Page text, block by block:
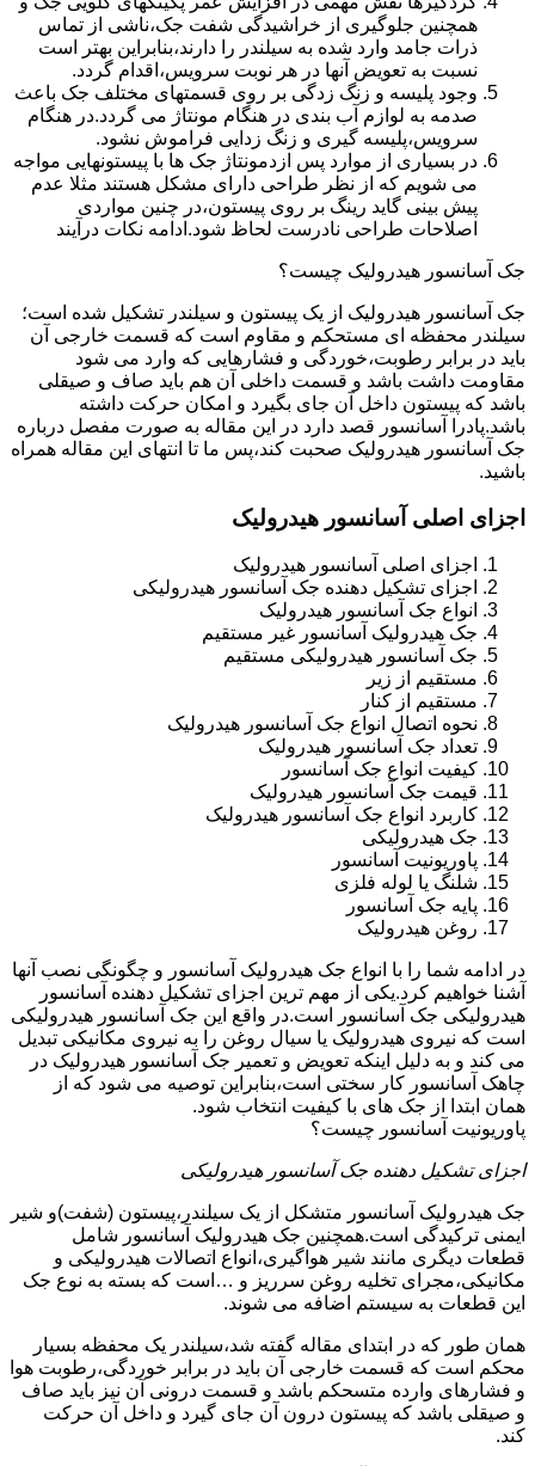
همچنین جلوگیری از خراشیدگی شفت جک،ناشی از تماس
ذرات جامد وارد شده به سیلندر را دارند،بنابراین بهتر است
نسبت به تعویض آنها در هر نوبت سرویس،اقدام گردد.
وجود پلیسه و زنگ زدگی بر روی قسمتهای مختلف جک باعث
صدمه به لوازم آب بندی در هنگام مونتاژ می گردد.در هنگام
سرویس،پلیسه گیری و زنگ زدایی فراموش نشود.
در بسیاری از موارد پس ازدمونتاژ جک ها با پیستونهایی مواجه
می شویم که از نظر طراحی دارای مشکل هستند مثلا عدم
پیش بینی گاید رینگ بر روی پیستون،در چنین مواردی
اصلاحات طراحی نادرست لحاظ شود.ادامه نکات درآیند
جک آسانسور هیدرولیک چیست؟
جک آسانسور هیدرولیک از یک پیستون و سیلندر تشکیل شده است؛
سیلندر محفظه ای مستحکم و مقاوم است که قسمت خارجی آن
باید در برابر رطوبت،خوردگی و فشارهایی که وارد می شود
مقاومت داشت باشد و قسمت داخلی آن هم باید صاف و صیقلی
باشد که پیستون داخل آن جای بگیرد و امکان حرکت داشته
باشد.پادرا آسانسور قصد دارد در این مقاله به صورت مفصل درباره
جک آسانسور هیدرولیک صحبت کند،پس ما تا انتهای این مقاله همراه
باشید.
اجزای اصلی آسانسور هیدرولیک
اجزای اصلی آسانسور هیدرولیک
اجزای تشکیل دهنده جک آسانسور هیدرولیکی
انواع جک آسانسور هیدرولیک
جک هیدرولیک آسانسور غیر مستقیم
جک آسانسور هیدرولیکی مستقیم
مستقیم از زیر
مستقیم از کنار
نحوه اتصال انواع جک آسانسور هیدرولیک
تعداد جک آسانسور هیدرولیک
کیفیت انواع جک آسانسور
قیمت جک آسانسور هیدرولیک
کاربرد انواع جک آسانسور هیدرولیک
جک هیدرولیکی
پاوریونیت آسانسور
شلنگ یا لوله فلزی
پایه جک آسانسور
روغن هیدرولیک
در ادامه شما را با انواع جک هیدرولیک آسانسور و چگونگی نصب آنها
آشنا خواهیم کرد.یکی از مهم ترین اجزای تشکیل دهنده آسانسور
هیدرولیکی جک آسانسور است.در واقع این جک آسانسور هیدرولیکی
است که نیروی هیدرولیک یا سیال روغن را به نیروی مکانیکی تبدیل
می کند و به دلیل اینکه تعویض و تعمیر جک آسانسور هیدرولیک در
چاهک آسانسور کار سختی است،بنابراین توصیه می شود که از
همان ابتدا از جک های با کیفیت انتخاب شود.
پاوریونیت آسانسور چیست؟
اجزای تشکیل دهنده جک آسانسور هیدرولیکی
جک هیدرولیک آسانسور متشکل از یک سیلندر،پیستون (شفت)و شیر
ایمنی ترکیدگی است.همچنین جک هیدرولیک آسانسور شامل
قطعات دیگری مانند شیر هواگیری،انواع اتصالات هیدرولیکی و
مکانیکی،مجرای تخلیه روغن سرریز و …است که بسته به نوع جک
این قطعات به سیستم اضافه می شوند.
همان طور که در ابتدای مقاله گفته شد،سیلندر یک محفظه بسیار
محکم است که قسمت خارجی آن باید در برابر خوردگی،رطوبت هوا
و فشارهای وارده متسحکم باشد و قسمت درونی آن نیز باید صاف
و صیقلی باشد که پیستون درون آن جای گیرد و داخل آن حرکت
کند.